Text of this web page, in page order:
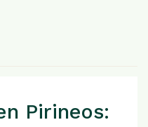
Pirineos: